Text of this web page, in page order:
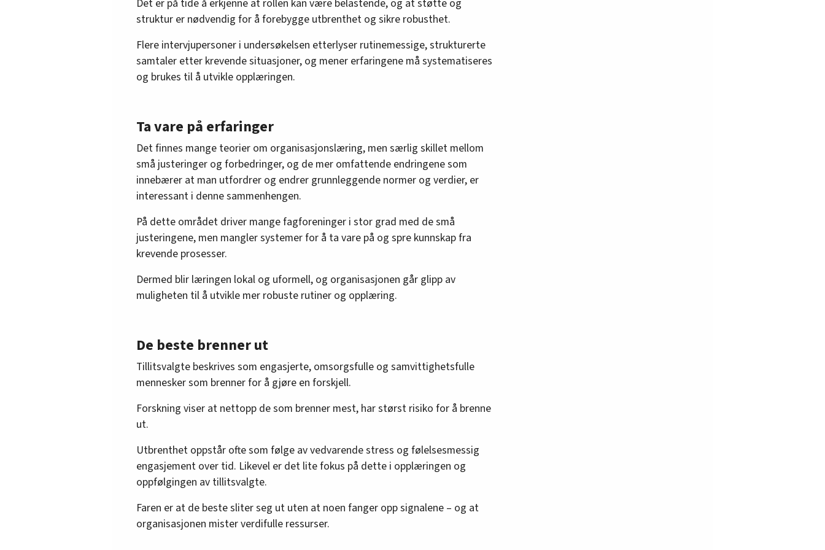
Det er på tide å erkjenne at rollen kan være belastende, og at støtte og
struktur er nødvendig for å forebygge utbrenthet og sikre robusthet.
Flere intervjupersoner i undersøkelsen etterlyser rutinemessige, strukturerte
samtaler etter krevende situasjoner, og mener erfaringene må systematiseres
og brukes til å utvikle opplæringen.
Ta vare på erfaringer
Det finnes mange teorier om organisasjonslæring, men særlig skillet mellom
små justeringer og forbedringer, og de mer omfattende endringene som
innebærer at man utfordrer og endrer grunnleggende normer og verdier, er
interessant i denne sammenhengen.
På dette området driver mange fagforeninger i stor grad med de små
justeringene, men mangler systemer for å ta vare på og spre kunnskap fra
krevende prosesser.
Dermed blir læringen lokal og uformell, og organisasjonen går glipp av
muligheten til å utvikle mer robuste rutiner og opplæring.
De beste brenner ut
Tillitsvalgte beskrives som engasjerte, omsorgsfulle og samvittighetsfulle
mennesker som brenner for å gjøre en forskjell.
Forskning viser at nettopp de som brenner mest, har størst risiko for å brenne
ut.
Utbrenthet oppstår ofte som følge av vedvarende stress og følelsesmessig
engasjement over tid. Likevel er det lite fokus på dette i opplæringen og
oppfølgingen av tillitsvalgte.
Faren er at de beste sliter seg ut uten at noen fanger opp signalene – og at
organisasjonen mister verdifulle ressurser.